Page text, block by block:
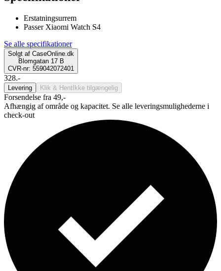
Erstatningsurrem
Passer Xiaomi Watch S4
Se alle specifikationer
Solgt af CaseOnline.dk
Blomgatan 17 B
CVR-nr: 559042072401
328.-
Levering Klik & Hent Ikke tilgængelig
Forsendelse fra 49,-
Afhængig af område og kapacitet. Se alle leveringsmulighederne i
check-out